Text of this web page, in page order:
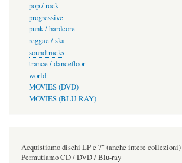
pop / rock
progressive
punk / hardcore
reggae / ska
soundtracks
trance / dancefloor
world
MOVIES (DVD)
MOVIES (BLU-RAY)
Acquistiamo dischi LP e 7" (anche intere collezioni)
Permutiamo CD / DVD / Blu-ray